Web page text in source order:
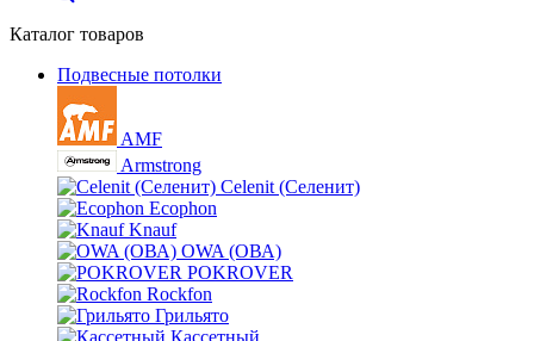
Каталог товаров
Подвесные потолки
AMF
Armstrong
Celenit (Селенит)
Ecophon
Knauf
OWA (ОВА)
POKROVER
Rockfon
Грильято
Кассетный